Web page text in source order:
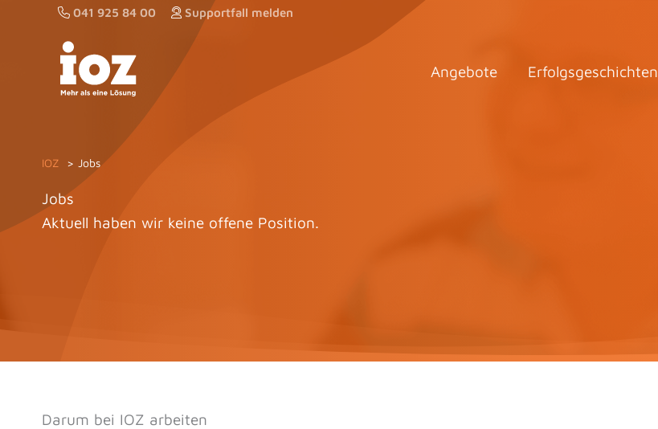
041 925 84 00 Supportfall melden
Angebote Erfolgsgeschichten
IOZ Jobs
Jobs
Aktuell haben wir keine offene Position.
Darum bei IOZ arbeiten